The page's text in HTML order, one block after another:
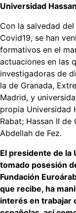
Universidad
Con la salvedad
Covid19, se han
formativos en el
actuaciones en las
investigadoras de
la de Granada,
Madrid, y
propia Universidad
Rabat; Hassan II
Abdellah de Fez.
El presidente de la
tomado posesión
Fundación
que recibe, ha
interés en trabajar